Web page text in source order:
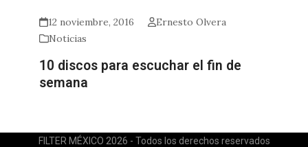
12 noviembre, 2016
Ernesto Olvera
Noticias
10 discos para escuchar el fin de
semana
FILTER MÉXICO 2026 - Todos los derechos reservados